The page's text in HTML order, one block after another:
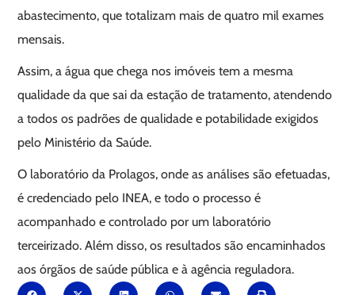
abastecimento, que totalizam mais de quatro mil exames
mensais.
Assim, a água que chega nos imóveis tem a mesma
qualidade da que sai da estação de tratamento, atendendo
a todos os padrões de qualidade e potabilidade exigidos
pelo Ministério da Saúde.
O laboratório da Prolagos, onde as análises são efetuadas,
é credenciado pelo INEA, e todo o processo é
acompanhado e controlado por um laboratório
terceirizado. Além disso, os resultados são encaminhados
aos órgãos de saúde pública e à agência reguladora.